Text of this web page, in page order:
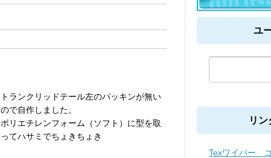
トランクリッドテール左のパッキンが無い
ので自作しました。
ポリエチレンフォーム（ソフト）に型を取
ってハサミでちょきちょき
ユ
リ
Texワイパー